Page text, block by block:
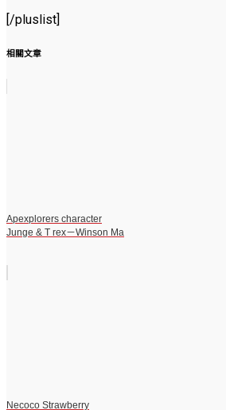
[/pluslist]
相關文章
Apexplorers character
Junge & T rex－Winson Ma
Necoco Strawberry